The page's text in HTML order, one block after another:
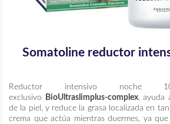
Somatoline reductor
Reductor intensivo noche
exclusivo
BioUltraslimplus-complex, ayuda
de la piel, y reduce la grasa localizada en
crema que actúa mientras duermes, ya